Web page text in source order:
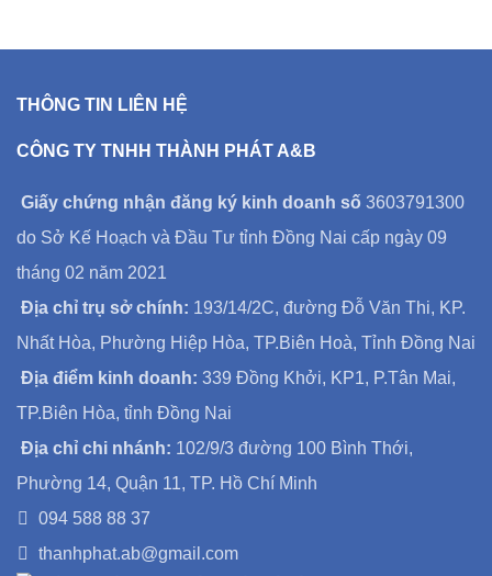
THÔNG TIN LIÊN HỆ
CÔNG TY TNHH THÀNH PHÁT A&B
Giấy chứng nhận đăng ký kinh doanh số 3603791300
do Sở Kế Hoạch và Đầu Tư tỉnh Đồng Nai cấp ngày 09
tháng 02 năm 2021
Địa chỉ trụ sở chính: 193/14/2C, đường Đỗ Văn Thi, KP.
Nhất Hòa, Phường Hiệp Hòa, TP.Biên Hoà, Tỉnh Đồng Nai
Địa điểm kinh doanh: 339 Đồng Khởi, KP1, P.Tân Mai,
TP.Biên Hòa, tỉnh Đồng Nai
Địa chỉ chi nhánh: 102/9/3 đường 100 Bình Thới,
Phường 14, Quận 11, TP. Hồ Chí Minh
094 588 88 37
thanhphat.ab@gmail.com